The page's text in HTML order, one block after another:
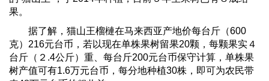
果。
据了解，猫山王榴槤在马来西亚产地价每台斤（600
克）216元台币，若以现在单株果树留果20颗，每颗果实４
台斤（２.4公斤）重、每台斤200元台币保守计算，单株果
树产值可有1.6万元台币，每分地种植30株，即可为农民带